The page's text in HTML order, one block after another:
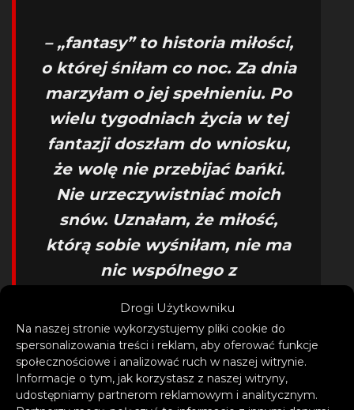
Drogi Użytkowniku
Na naszej stronie wykorzystujemy pliki cookie do
spersonalizowania treści i reklam, aby oferować funkcje
społecznościowe i analizować ruch w naszej witrynie.
Informacje o tym, jak korzystasz z naszej witryny,
udostępniamy partnerom reklamowym i analitycznym.
– „fantasy” to historia miłości,
o której śniłam co noc. Za dnia
marzyłam o jej spełnieniu. Po
wielu tygodniach życia w tej
fantazji doszłam do wniosku,
że wolę nie przebijać bańki.
Nie urzeczywistniać moich
snów. Uznałam, że miłość,
którą sobie wyśniłam, nie ma
nic wspólnego z
piękna żeby być prawdziwa.
– opowiada o swoim
najnowszym singlu artystka